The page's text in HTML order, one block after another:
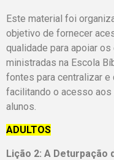
Este material foi
objetivo de fornecer
qualidade para apoiar
ministradas na Escola
fontes para centralizar
facilitando o acesso
alunos.
ADULTOS
Lição 2: A Deturpação